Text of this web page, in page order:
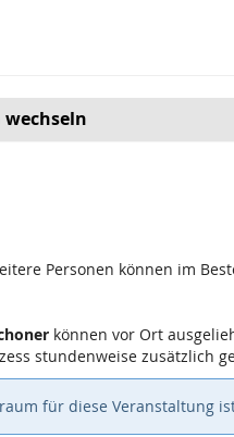
wechseln
Personen können im
können vor Ort
stundenweise zusätzlich
für diese Veranstaltung